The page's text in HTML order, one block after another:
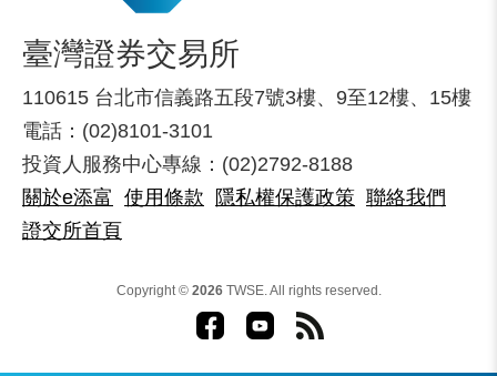
臺灣證券交易所
110615 台北市信義路五段7號3樓、9至12樓、15樓
電話：(02)8101-3101
投資人服務中心專線：(02)2792-8188
關於e添富 使用條款 隱私權保護政策 聯絡我們
證交所首頁
Copyright © 2026TWSE. All rights reserved.